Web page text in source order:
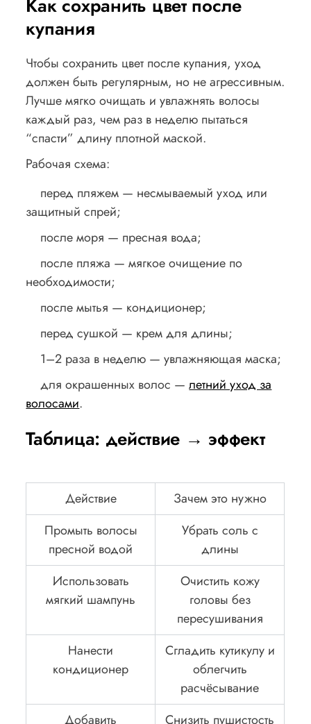
Как сохранить цвет после
купания
Чтобы сохранить цвет после купания, уход
должен быть регулярным, но не агрессивным.
Лучше мягко очищать и увлажнять волосы
каждый раз, чем раз в неделю пытаться
“спасти” длину плотной маской.
Рабочая схема:
перед пляжем — несмываемый уход или
защитный спрей;
после моря — пресная вода;
после пляжа — мягкое очищение по
необходимости;
после мытья — кондиционер;
перед сушкой — крем для длины;
1–2 раза в неделю — увлажняющая маска;
для окрашенных волос —летний уход за
волосами.
Таблица: действие → эффект
Действие
Зачем это нужно
Промыть волосы
пресной водой
Убрать соль с
длины
Использовать
мягкий шампунь
Очистить кожу
головы без
пересушивания
Нанести
кондиционер
Сгладить кутикулу и
облегчить
расчёсывание
Добавить
Снизить пушистость